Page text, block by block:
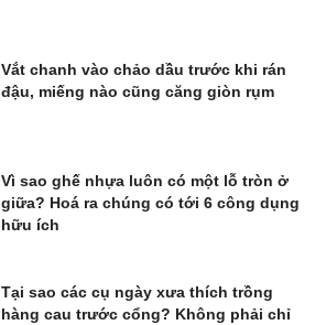
Vắt chanh vào chảo dầu trước khi rán
đậu, miếng nào cũng căng giòn rụm
Vì sao ghế nhựa luôn có một lỗ tròn ở
giữa? Hoá ra chúng có tới 6 công dụng
hữu ích
Tại sao các cụ ngày xưa thích trồng
hàng cau trước cổng? Không phải chỉ